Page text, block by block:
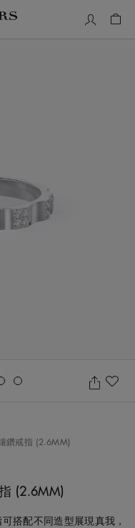
鑽戒指 (2.6MM)
(2.6MM)
搭配不同造型展現真我，